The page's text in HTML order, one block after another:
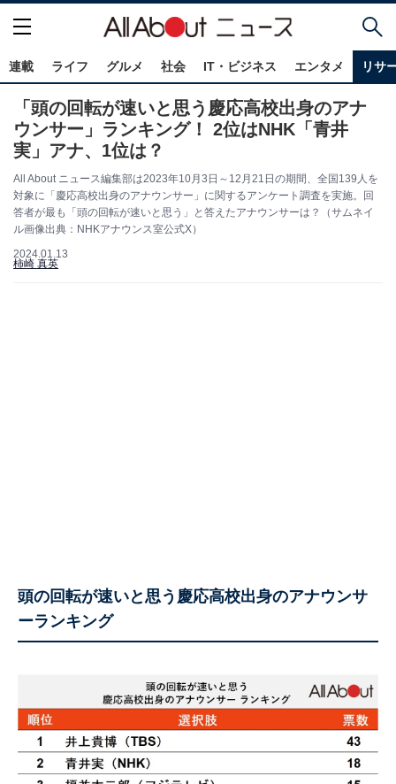
連載 ライフ グルメ 社会 IT・ビジネス エンタメ リサ
「頭の回転が速いと思う慶応高校出身のアナ
ウンサー」ランキング！ 2位はNHK「青井
実」アナ、1位は？
All About ニュース編集部は2023年10月3日～12月21日の期間、全国139人を
対象に「慶応高校出身のアナウンサー」に関するアンケート調査を実施。回
答者が最も「頭の回転が速いと思う」と答えたアナウンサーは？（サムネイ
ル画像出典：NHKアナウンス室公式X）
2024.01.13
柿崎 真英
頭の回転が速いと思う慶応高校出身のアナウンサ
ーランキング